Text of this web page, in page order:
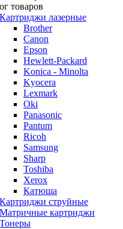
товаров
Картриджи лазерные
Brother
Canon
Epson
Hewlett-Packard
Konica - Minolta
Kyocera
Lexmark
Oki
Panasonic
Pantum
Ricoh
Samsung
Sharp
Toshiba
Xerox
Катюша
Картриджи струйные
Матричные картриджи
Тонеры